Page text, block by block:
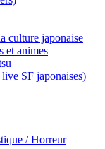
culture japonaise
et animes
SF japonaises)
/ Horreur